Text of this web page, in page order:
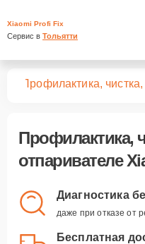
Xiaomi Profi Fix
Сервис в Тольятти
Профилактика,
Профилактика,
отпаривателе
Диагностика
даже при отказе от
Бесплатная